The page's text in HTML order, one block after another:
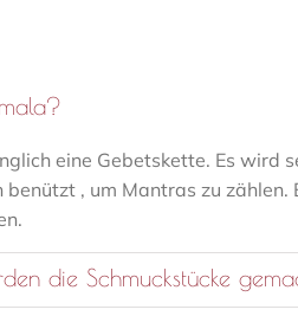
eine Gebetskette. Es wird
, um Mantras zu
die Schmuckstücke